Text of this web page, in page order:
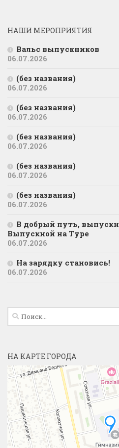
НАШИ МЕРОПРИЯТИЯ
Вальс выпускников
06.07.2026
(без названия)
06.07.2026
(без названия)
06.07.2026
(без названия)
06.07.2026
(без названия)
06.07.2026
(без названия)
06.07.2026
В добрый путь,
Выпускной на Туре
06.07.2026
На зарядку становись!
06.07.2026
Найти:
НА КАРТЕ ГОРОДА